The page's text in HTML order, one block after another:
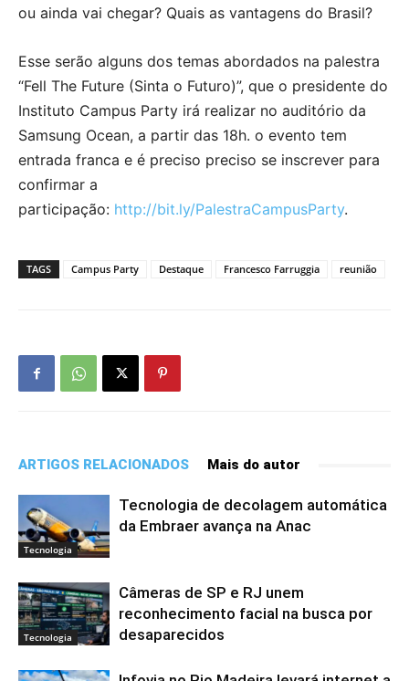
ou ainda vai chegar? Quais as vantagens do Brasil?
Esse serão alguns dos temas abordados na palestra
“Fell The Future (Sinta o Futuro)”, que o presidente do
Instituto Campus Party irá realizar no auditório da
Samsung Ocean, a partir das 18h. o evento tem
entrada franca e é preciso preciso se inscrever para
confirmar a
participação: http://bit.ly/PalestraCampusParty.
TAGS Campus Party Destaque Francesco Farruggia reunião
ARTIGOS RELACIONADOS Mais do autor
Tecnologia
Tecnologia de decolagem automática
da Embraer avança na Anac
Tecnologia
Câmeras de SP e RJ unem
reconhecimento facial na busca por
desaparecidos